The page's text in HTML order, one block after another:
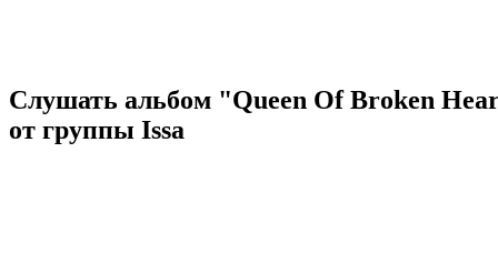
Слушать альбом "Queen Of Broken
от группы Issa